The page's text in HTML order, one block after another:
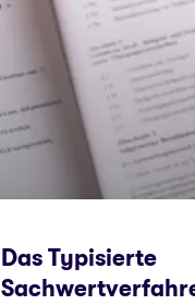
Das Typisierte